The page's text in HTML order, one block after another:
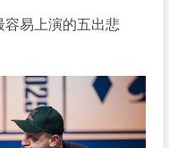
易上演的五出悲